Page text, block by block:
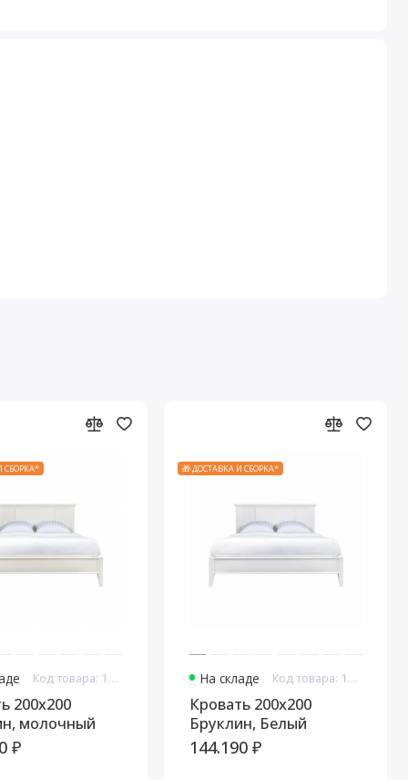
СБОРКА*
Код товара: 10773
200x200
молочный
₽
🎁 ДОСТАВКА И СБОРКА*
На складе Код товара: 10785
Кровать 200x200
Бруклин, Белый
144.190 ₽